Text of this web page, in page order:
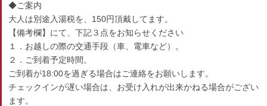
◆ご案内
大人は別途入湯税を、150円頂戴してます。
【備考欄】にて、下記３点をお知らせください
１．お越しの際の交通手段（車、電車など）。
２．ご到着予定時間。
ご到着が18:00を過ぎる場合はご連絡をお願いします。
チェックインが遅い場合は、お受け入れが出来かねる場合がござい
ます。